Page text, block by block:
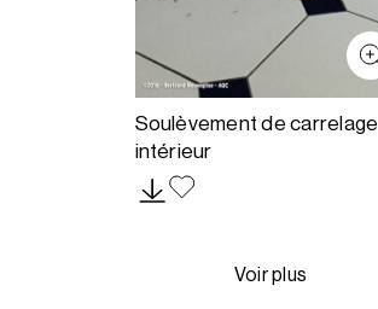
Soulèvement de carrelage
intérieur
Voir plus